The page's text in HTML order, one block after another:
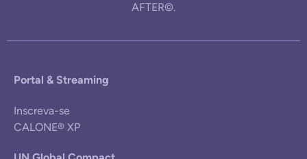
AFTER©.
Portal & Streaming
Inscreva-se
CALONE® XP